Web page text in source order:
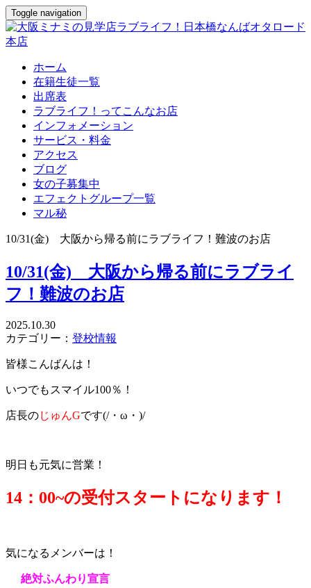
Toggle navigation
ホーム
在籍生徒一覧
出席表
ラブライフ！ってこんなお店
インフォメーション
サービス・料金
アクセス
ブログ
女の子募集中
エフェクトグループ一覧
マル秘
10/31(金) 大阪から帰る前にラブライフ！難波のお店
10/31(金) 大阪から帰る前にラブライ
フ！難波のお店
2025.10.30
カテゴリー： 登校情報
皆様こんばんは！
いつでもスマイル100％！
店長のじゅんGです(/・ω・)/
明日も元気に営業！
14：00~の受付スタートになります！
気になるメンバーは！
絶対ふんわり宣言